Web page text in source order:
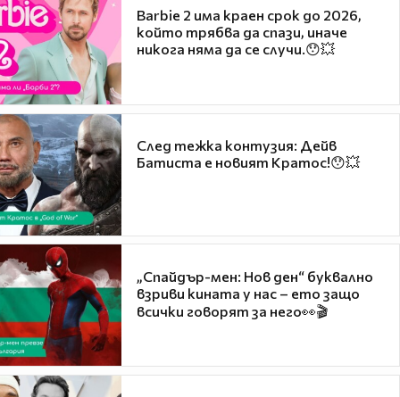
Barbie 2 има краен срок до 2026,
който трябва да спази, иначе
никога няма да се случи.😯💥
След тежка контузия: Дейв
Батиста е новият Кратос!😯💥
„Спайдър-мен: Нов ден“ буквално
взриви кината у нас – ето защо
всички говорят за него👀🎬